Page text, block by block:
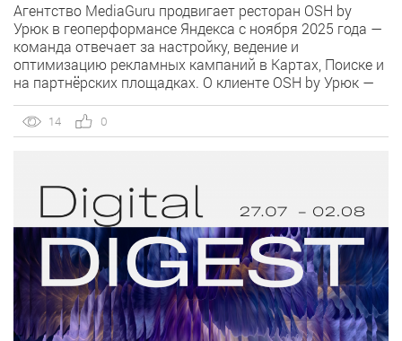
Агентство MediaGuru продвигает ресторан OSH by
Урюк в геоперформансе Яндекса с ноября 2025 года —
команда отвечает за настройку, ведение и
оптимизацию рекламных кампаний в Картах, Поиске и
на партнёрских площадках. О клиенте OSH by Урюк —
объединивший концепцию дубайского OSH с сетью
«Урюк». Концепт строится […]
14 0